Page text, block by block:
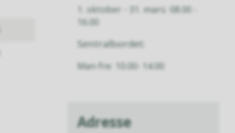
1. oktober - 31. mars: 08.00 -
16.00
Sentralbordet:
Man-fre: 10.00- 14.00
Adresse